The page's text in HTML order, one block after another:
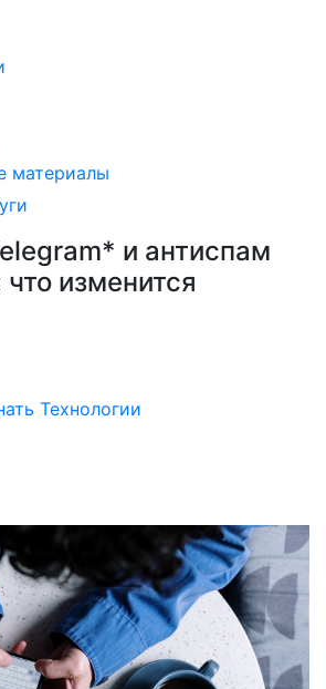
материалы
и антиспам
изменится
Технологии